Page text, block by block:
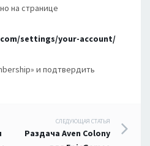
на странице
settings/your-account/
и подтвердить
СЛЕДУЮЩАЯ СТАТЬЯ
Раздача Aven Colony